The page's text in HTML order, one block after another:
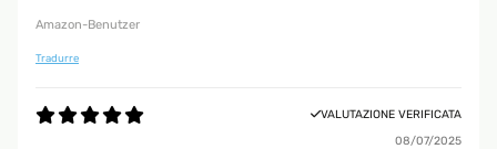
Amazon-Benutzer
Tradurre
VALUTAZIONE VERIFICATA
08/07/2025